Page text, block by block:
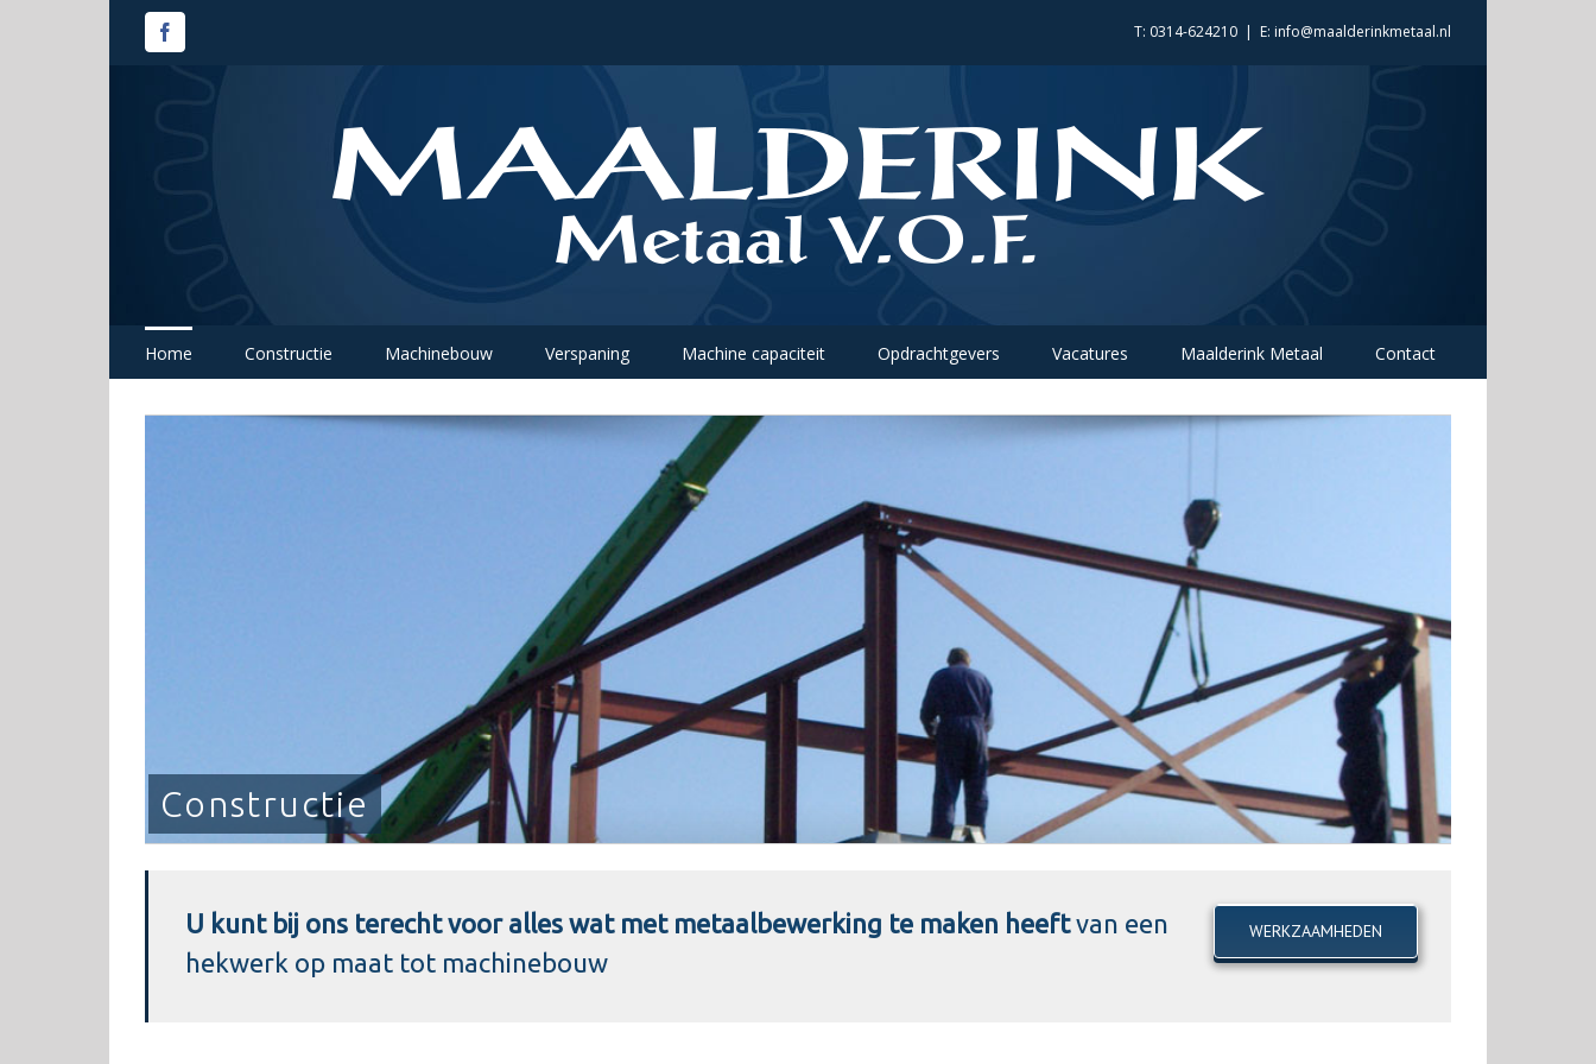
T: 0314-624210 | E: info@maalderinkmetaal.nl
Home Constructie Machinebouw Verspaning Machine capaciteit Opdrachtgevers Vacatures Maalderink Metaal Contact
Constructie
WERKZAAMHEDEN
U kunt bij ons terecht voor alles wat met metaalbewerking te maken heeftvan een
hekwerk op maat tot machinebouw